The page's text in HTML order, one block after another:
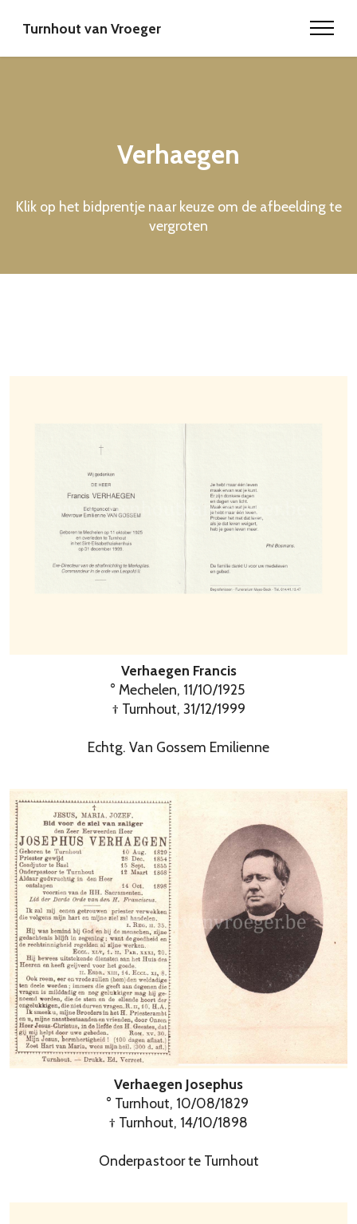
Turnhout van Vroeger
Verhaegen
Klik op het bidprentje naar keuze om de afbeelding te
vergroten
Verhaegen Francis
° Mechelen, 11/10/1925
† Turnhout, 31/12/1999
Echtg. Van Gossem Emilienne
Verhaegen Josephus
° Turnhout, 10/08/1829
† Turnhout, 14/10/1898
Onderpastoor te Turnhout